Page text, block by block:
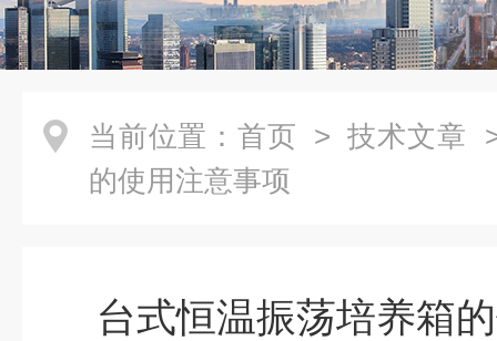
当前位置： 首页 > 技术文章
的使用注意事项
台式恒温振荡培养箱